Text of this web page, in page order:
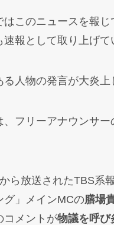
はこのニュースを報じ
報として取り上げて
人物の発言が大炎上
、フリーアナウンサー
ら放送されたTBS系
グ」メインMCの膳場
コメントが物議を呼び